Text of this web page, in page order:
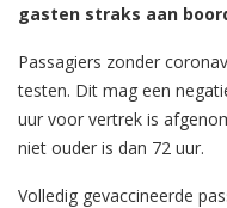
gasten straks aan
Passagiers zonder
testen. Dit mag een
uur voor vertrek is
niet ouder is dan 72 uur.
Volledig gevaccineerde